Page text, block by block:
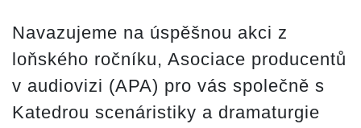
Navazujeme na úspěšnou akci z
loňského ročníku, Asociace producentů
v audiovizi (APA) pro vás společně s
Katedrou scenáristiky a dramaturgie